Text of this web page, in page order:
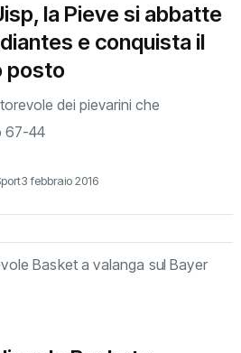
la Pieve si abbatte
e conquista il
posto
dei pievarini che
67-44
3 febbraio 2016